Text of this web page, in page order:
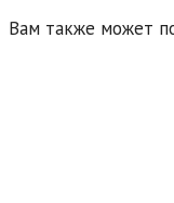
Вам также может